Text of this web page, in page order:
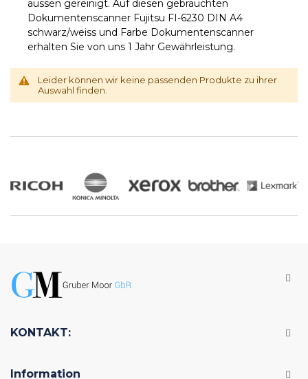
aussen gereinigt. Auf diesen gebrauchten
Dokumentenscanner Fujitsu FI-6230 DIN A4
schwarz/weiss und Farbe Dokumentenscanner
erhalten Sie von uns 1 Jahr Gewährleistung.
Leider können wir keine passenden Produkte zu ihrer
Auswahl finden.
KONTAKT:
Information